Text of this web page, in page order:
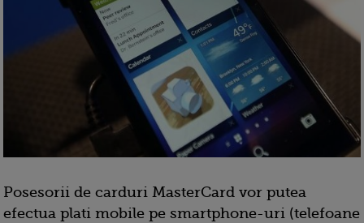
Posesorii de carduri MasterCard vor putea
efectua plati mobile pe smartphone-uri (telefoane